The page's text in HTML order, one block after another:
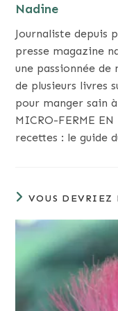
Nadine
Journaliste depuis
presse magazine
une passionnée
de plusieurs livres
pour manger sain
MICRO-FERME
recettes : le guide
VOUS DEVRIEZ